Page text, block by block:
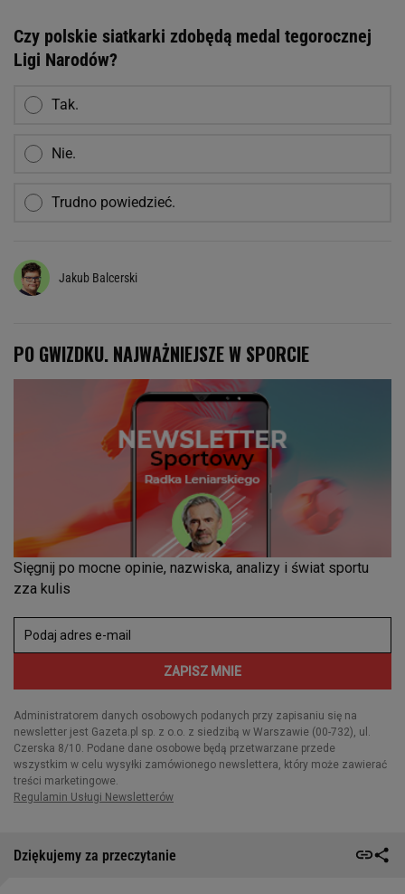
Czy polskie siatkarki zdobędą medal tegorocznej
Ligi Narodów?
Tak.
Nie.
Trudno powiedzieć.
Jakub Balcerski
Dziękujemy za przeczytanie